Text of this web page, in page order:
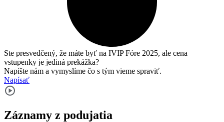
Ste presvedčený, že máte byť na IVIP Fóre 2025, ale cena
vstupenky je jediná prekážka?
Napíšte nám a vymyslíme čo s tým vieme spraviť.
Napísať
Záznamy z podujatia